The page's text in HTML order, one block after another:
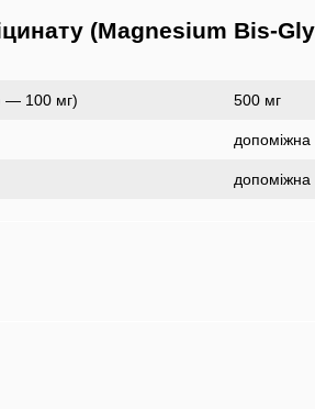
(Magnesium Bis-
— 100 мг) 500 мг
допоміжна
допоміжна